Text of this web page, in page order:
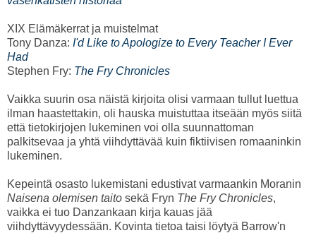
XIX Elämäkerrat ja muistelmat
Tony Danza: I'd Like to Apologize to Every Teacher I Ever
Had
Stephen Fry: The Fry Chronicles
Vaikka suurin osa näistä kirjoita olisi varmaan tullut luettua
ilman haastettakin, oli hauska muistuttaa itseään myös siitä
että tietokirjojen lukeminen voi olla suunnattoman
palkitsevaa ja yhtä viihdyttävää kuin fiktiivisen romaaninkin
lukeminen.
Kepeintä osasto lukemistani edustivat varmaankin Moranin
Naisena olemisen taito sekä Fryn The Fry Chronicles,
vaikka ei tuo Danzankaan kirja kauas jää
viihdyttävyydessään. Kovinta tietoa taisi löytyä Barrow'n